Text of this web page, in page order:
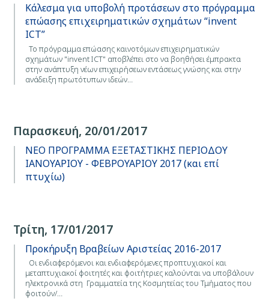
Κάλεσμα για υποβολή προτάσεων στο πρόγραμμα
επώασης επιχειρηματικών σχημάτων “invent
ICT”
Το πρόγραμμα επώασης καινοτόμων επιχειρηματικών
σχημάτων "invent ICT" αποβλέπει στο να βοηθήσει έμπρακτα
στην ανάπτυξη νέων επιχειρήσεων εντάσεως γνώσης και στην
ανάδειξη πρωτότυπων ιδεών…
Παρασκευή, 20/01/2017
ΝΕΟ ΠΡΟΓΡΑΜΜΑ ΕΞΕΤΑΣΤΙΚΗΣ ΠΕΡΙΟΔΟΥ
ΙΑΝΟΥΑΡΙΟΥ - ΦΕΒΡΟΥΑΡΙΟΥ 2017 (και επί
πτυχίω)
Τρίτη, 17/01/2017
Προκήρυξη Βραβείων Αριστείας 2016-2017
Οι ενδιαφερόμενοι και ενδιαφερόμενες προπτυχιακοί και
μεταπτυχιακοί φοιτητές και φοιτήτριες καλούνται να υποβάλουν
ηλεκτρονικά στη Γραμματεία της Κοσμητείας του Τμήματος που
φοιτούν/…